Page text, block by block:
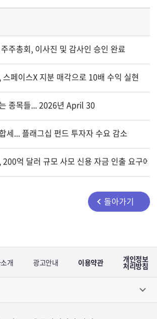
주총회, 이사진 및 감사인 승인 완료
페이스X 지분 매각으로 10배 수익 실현
종목들... 2026년 April 30
세... 플래그십 펀드 투자자 수요 감소
억 달러 규모 사모 신용 자금 인출 요구에
돌아가기
개 광고안내 이용약관 개인정보
처리방침